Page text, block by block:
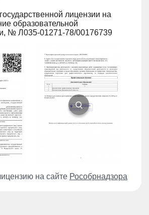
лицензии на
образовательной
№ Л035-01271-78/00176739
на сайте Рособрнадзора